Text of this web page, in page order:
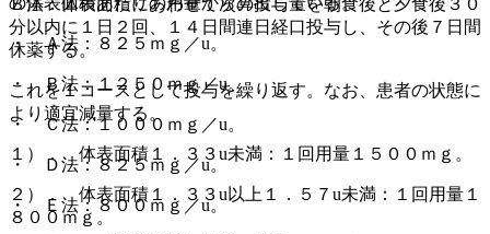
・ Ａ法：８２５ｍｇ／u。
・ Ｂ法：１２５０ｍｇ／u。
・ Ｃ法：１０００ｍｇ／u。
・ Ｄ法：８２５ｍｇ／u。
・ Ｅ法：８００ｍｇ／u。
Ｂ法：体表面積にあわせて次の投与量を朝食後と夕食後３０
分以内に１日２回、１４日間連日経口投与し、その後７日間
休薬する。
これを１コースとして投与を繰り返す。なお、患者の状態に
より適宜減量する。
１）． 体表面積１．３３u未満：１回用量１５００ｍｇ。
２）． 体表面積１．３３u以上１．５７u未満：１回用量１
８００ｍｇ。